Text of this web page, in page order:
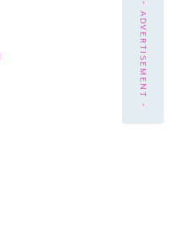
- ADVERTISEMENT -